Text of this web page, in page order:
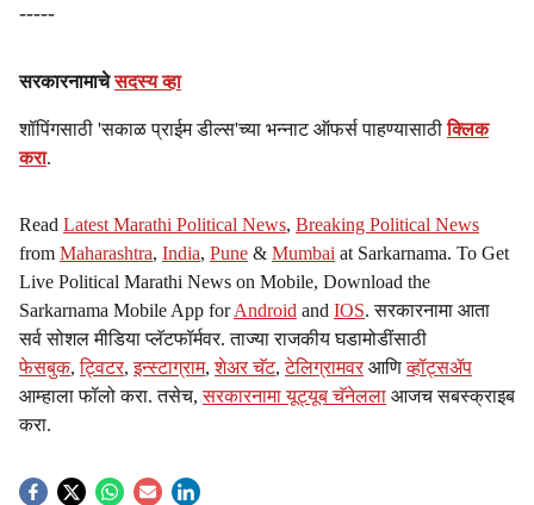
-----
सरकारनामाचेसदस्य व्हा
शॉपिंगसाठी 'सकाळ प्राईम डील्स'च्या भन्नाट ऑफर्स पाहण्यासाठीक्लिक
करा.
Read Latest Marathi Political News, Breaking Political News
from Maharashtra, India, Pune & Mumbai at Sarkarnama. To Get
Live Political Marathi News on Mobile, Download the
Sarkarnama Mobile App forAndroid and IOS. सरकारनामा आता
सर्व सोशल मीडिया प्लॅटफॉर्मवर. ताज्या राजकीय घडामोडींसाठी
फेसबुक,ट्विटर,इन्स्टाग्राम,शेअर चॅट,टेलिग्रामवर आणिव्हॉट्सॲप
आम्हाला फॉलो करा. तसेच,सरकारनामा यूट्यूब चॅनेलला आजच सबस्क्राइब
करा.